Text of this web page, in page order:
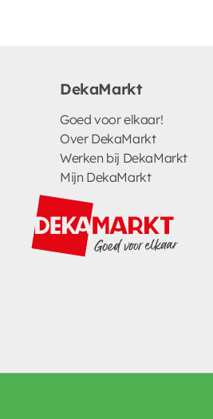
DekaMarkt
Goed voor elkaar!
Over DekaMarkt
Werken bij DekaMarkt
Mijn DekaMarkt